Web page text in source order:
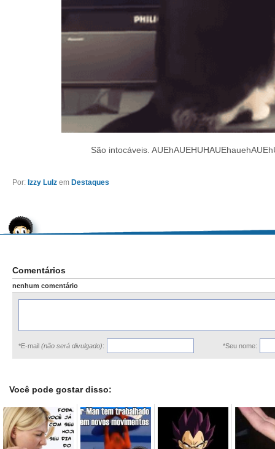
São intocáveis.
Por: Izzy Lulz em Destaques
Comentários
nenhum comentário
*E-mail (não será divulgado): *Seu nome:
Você pode gostar disso: